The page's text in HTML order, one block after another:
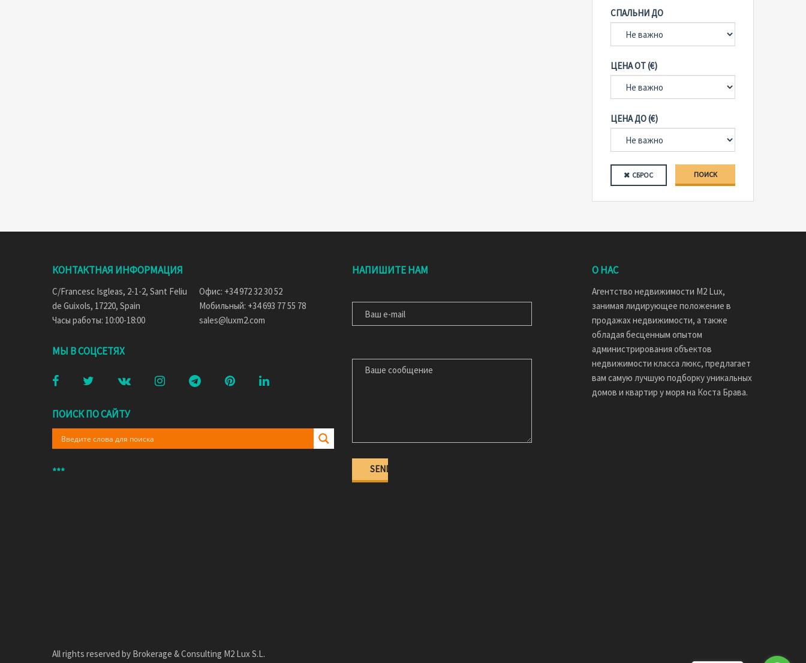
СПАЛЬНИ ДО
ЦЕНА ОТ (€)
ЦЕНА ДО (€)
СБРОС ПОИСК
КОНТАКТНАЯ ИНФОРМАЦИЯ
C/Francesc Isgleas, 2-1-2, Sant Feliu
de Guixols, 17220, Spain
Часы работы: 10:00-18:00
Офис: +34 972 32 30 52
Мобильный: +34 693 77 55 78
sales@luxm2.com
МЫ В СОЦСЕТЯХ
ПОИСК ПО САЙТУ
***
НАПИШИТЕ НАМ О НАС
Агентство недвижимости M2 Lux,
занимая лидирующее положение в
продажах недвижимости, а также
обладая бесценным опытом
администрирования объектов
недвижимости класса люкс, предлагает
вам самую лучшую подборку уникальных
домов и квартир у моря на Коста Брава.
All rights reserved by Brokerage & Consulting M2 Lux S.L.